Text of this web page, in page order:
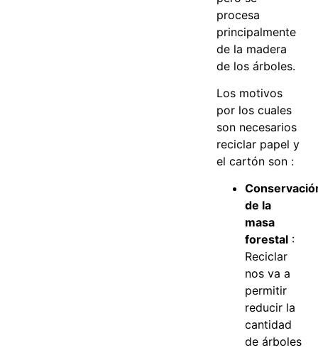
procesa
principalmente
de la madera
de los árboles.
Los motivos
por los cuales
son necesarios
reciclar papel y
el cartón son :
de la
masa
forestal :
Reciclar
nos va a
permitir
reducir la
cantidad
de árboles